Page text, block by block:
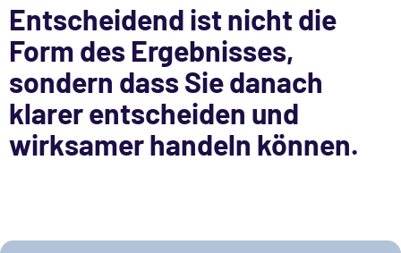
Entscheidend ist nicht die
Form des Ergebnisses,
sondern dass Sie danach
klarer entscheiden und
wirksamer handeln können.